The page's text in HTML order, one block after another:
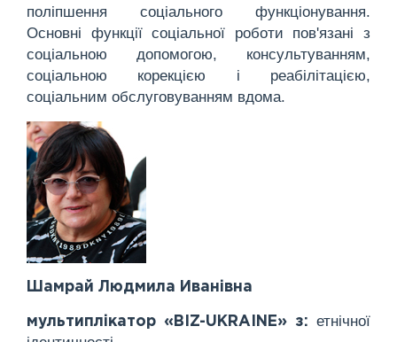
поліпшення соціального функціонування.
Основні функції соціальної роботи пов'язані з
соціальною допомогою, консультуванням,
соціальною корекцією і реабілітацією,
соціальним обслуговуванням вдома.
Шамрай Людмила Иванівна
мультиплікатор «BIZ-UKRAINE» з:
етнічної